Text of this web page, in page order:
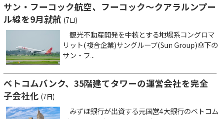
サン・フーコック航空、フーコック～クアラルンプー
ル線を9月就航 (7日)
観光不動産開発を中核とする地場系コングロマ
リット(複合企業)サングループ(Sun Group)傘下の
サン・フ...
ベトコムバンク、35階建てタワーの運営会社を完全
子会社化 (7日)
みずほ銀行が出資する元国営4大銀行のベトコム